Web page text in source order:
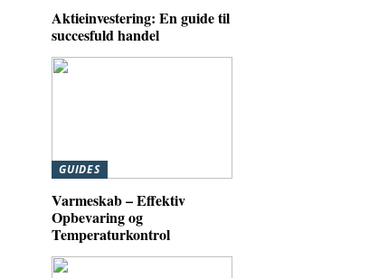
Aktieinvestering: En guide til
succesfuld handel
GUIDES
Varmeskab – Effektiv
Opbevaring og
Temperaturkontrol